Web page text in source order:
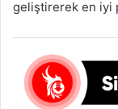
geliştirerek en iyi